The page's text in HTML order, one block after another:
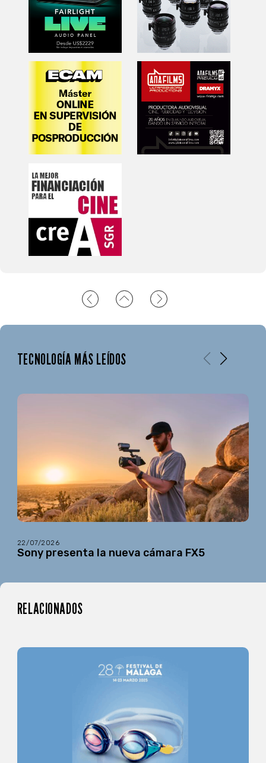
TECNOLOGÍA MÁS LEÍDOS
22/07/2026
Sony presenta la nueva cámara FX5
RELACIONADOS